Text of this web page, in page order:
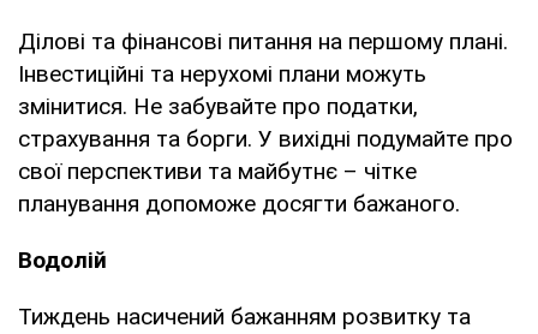
Ділові та фінансові питання на першому плані.
Інвестиційні та нерухомі плани можуть
змінитися. Не забувайте про податки,
страхування та борги. У вихідні подумайте про
свої перспективи та майбутнє – чітке
планування допоможе досягти бажаного.
Водолій
Тиждень насичений бажанням розвитку та